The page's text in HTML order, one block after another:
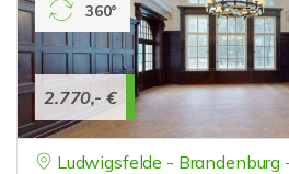
2.770,- €
360°
Ludwigsfelde -